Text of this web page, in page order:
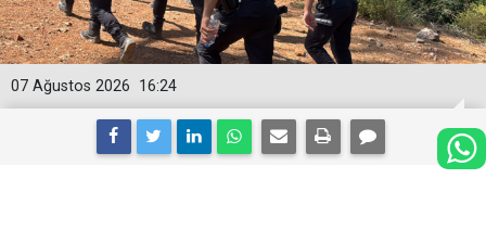
16:24
07 Ağustos 2026